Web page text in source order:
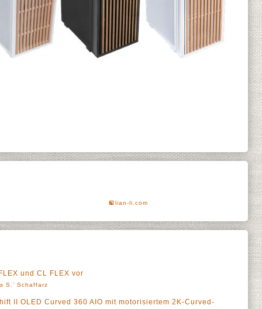
lian-li.com
und CL FLEX vor
S.' Schaffarz
II OLED Curved 360 AIO mit motorisiertem 2K-Curved-